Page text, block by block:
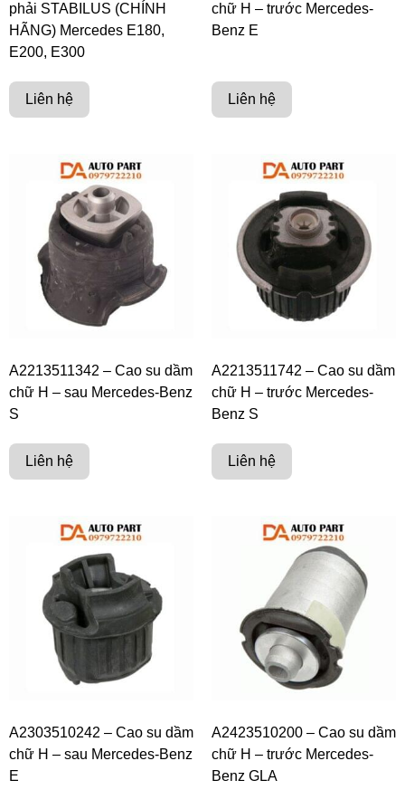
phải STABILUS (CHÍNH
HÃNG) Mercedes E180,
E200, E300
Liên hệ
chữ H – trước Mercedes-
Benz E
Liên hệ
A2213511342 – Cao su dầm
chữ H – sau Mercedes-Benz
S
Liên hệ
A2213511742 – Cao su dầm
chữ H – trước Mercedes-
Benz S
Liên hệ
A2303510242 – Cao su dầm
chữ H – sau Mercedes-Benz
E
A2423510200 – Cao su dầm
chữ H – trước Mercedes-
Benz GLA